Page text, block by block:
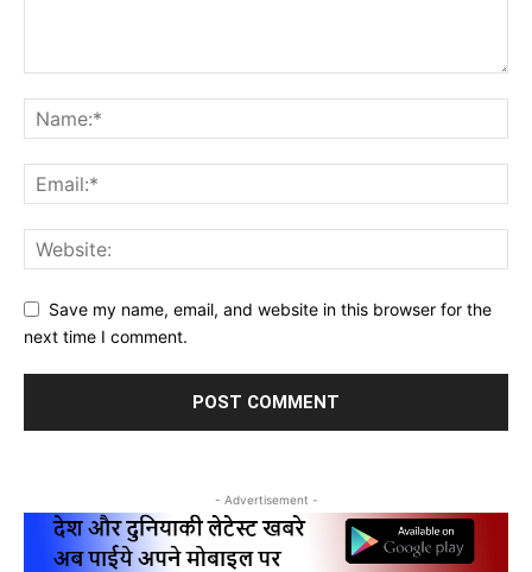
Save my name, email, and website in this browser for the
next time I comment.
- Advertisement -